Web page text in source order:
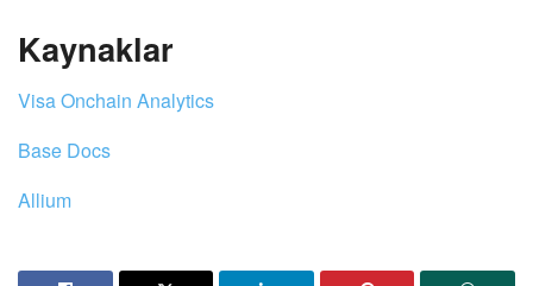
Kaynaklar
Visa Onchain Analytics
Base Docs
Allium